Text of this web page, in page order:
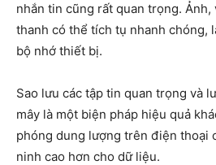
nhắn tin cũng rất quan trọng. Ảnh,
thanh có thể tích tụ nhanh chóng,
bộ nhớ thiết bị.
Sao lưu các tập tin quan trọng và
mây là một biện pháp hiệu quả
phóng dung lượng trên điện thoại
ninh cao hơn cho dữ liệu.